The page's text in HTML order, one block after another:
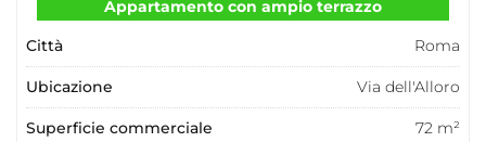
Appartamento con ampio terrazzo
Città
Roma
Ubicazione Via dell'Alloro
Superficie commerciale 72 m²